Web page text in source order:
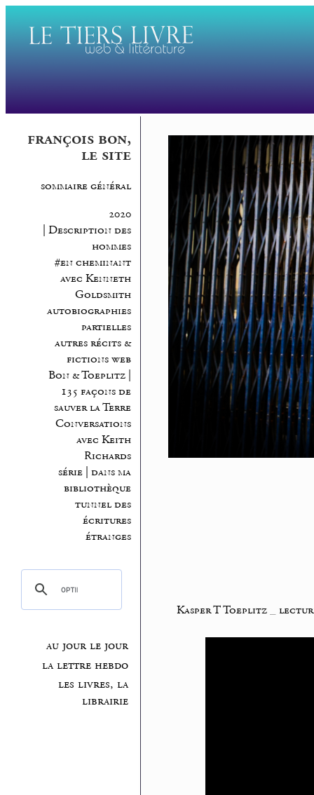
françois bon,
le site
sommaire général
2020
| Description des
hommes
#en cheminant
avec Kenneth
Goldsmith
autobiographies
partielles
autres récits &
fictions web
Bon & Toeplitz |
135 façons de
sauver la Terre
Conversations
avec Keith
Richards
série | dans ma
bibliothèque
tunnel des
écritures
étranges
au jour le jour
la lettre hebdo
les livres, la
librairie
Kasper T Toeplitz_